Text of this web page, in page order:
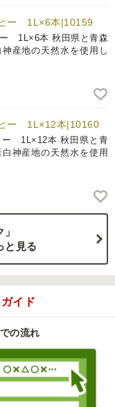
ー 1L×6本|10159
1L×6本 秋田県と青森
産地の天然水を使用し
ー 1L×12本|10160
ー 1L×12本 秋田県と青
神産地の天然水を使用
と見る
イド
の流れ